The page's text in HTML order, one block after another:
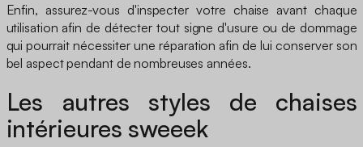
Enfin, assurez-vous d'inspecter votre chaise avant chaque
utilisation afin de détecter tout signe d'usure ou de dommage
qui pourrait nécessiter une réparation afin de lui conserver son
bel aspect pendant de nombreuses années.
Les autres styles de chaises
intérieures sweeek